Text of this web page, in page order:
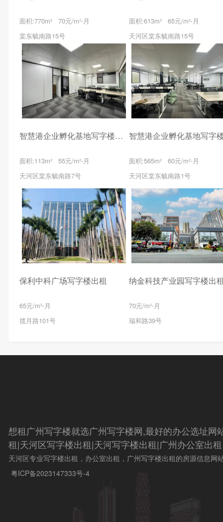
面积:770m² 70元/m²⋅月
棠东毓南路15号
面积:613m² 65元/m²⋅月
天河区棠东毓南路15号
智慧港企业孵化基地写字楼出租
面积:113m² 55元/m²⋅月
天河区棠东毓南路7号
面积:565m² 60元/m²⋅月
天河区棠东毓南路1号
保利中科广场写字楼出租
65元/m²⋅月
揽月路101号
纳金科技产业园写字楼出
70元/m²⋅月
瑞和路39号
想租广州写字楼就选广州写字楼网,最好的办公选址网
租|天河区写字楼出租|天河写字楼出租|广州办公室出
天河区专业写字楼出租，办公室出租，广州写字楼出租的房源信息网
粤ICP备2023147333号-4